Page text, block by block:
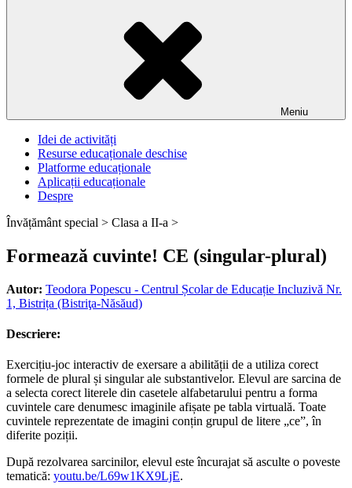
Meniu
Idei de activități
Resurse educaționale deschise
Platforme educaționale
Aplicații educaționale
Despre
Învățământ special > Clasa a II-a >
Formează cuvinte! CE (singular-plural)
Autor: Teodora Popescu - Centrul Școlar de Educație Incluzivă Nr.
1, Bistrița (Bistriţa-Năsăud)
Descriere:
Exercițiu-joc interactiv de exersare a abilității de a utiliza corect
formele de plural și singular ale substantivelor. Elevul are sarcina de
a selecta corect literele din casetele alfabetarului pentru a forma
cuvintele care denumesc imaginile afișate pe tabla virtuală. Toate
cuvintele reprezentate de imagini conțin grupul de litere „ce”, în
diferite poziții.
După rezolvarea sarcinilor, elevul este încurajat să asculte o poveste
tematică: youtu.be/L69w1KX9LjE.